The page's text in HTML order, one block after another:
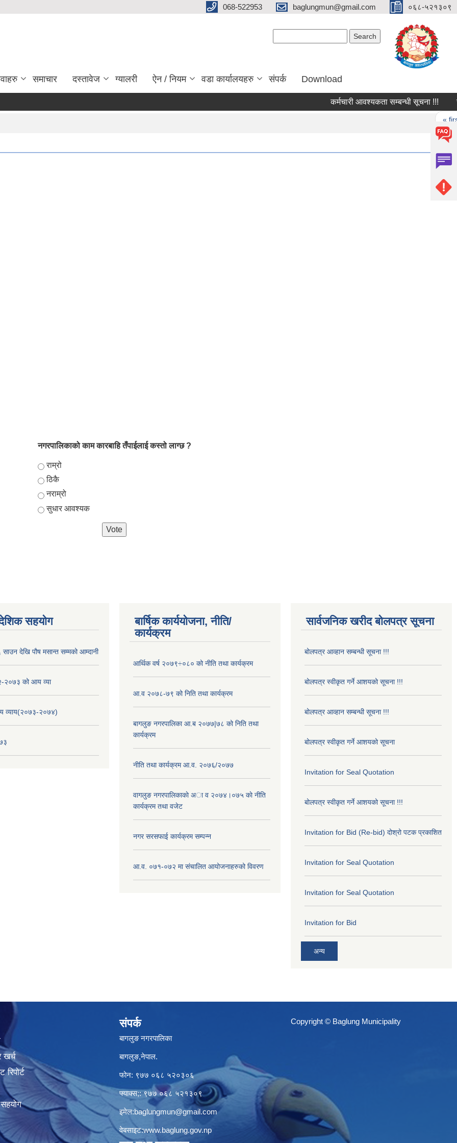
068-522953 baglungmun@gmail.com ०६८-५२१३०९
समाचार दस्तावेज ग्यालरी ऐन / नियम वडा कार्यालयहरु संपर्क Download
कर्मचारी आवश्यकता सम्बन्धी सूचना !!! सुँगुर
नगरपालिकाको काम कारबाहि तँपाईलाई कस्तो लाग्छ ?
Choices
राम्रो
ठिकै
नराम्रो
सुधार आवश्यक
सहयोग
साउन देखि पौष मसान्त सम्मको आम्दानी
को आय व्या
२०७४)
बार्षिक कार्ययोजना, नीति/
कार्यक्रम
आर्थिक वर्ष २०७९÷०८० को नीति तथा कार्यक्रम
आ.व २०७८-७९ को निति तथा कार्यक्रम
बागलुङ नगरपालिका आ.ब २०७७|७८ को निति तथा
कार्यक्रम
नीति तथा कार्यक्रम आ.व. २०७६/२०७७
वागलुङ नगरपालिकाकाे अा‍ व २०७४।०७५ काे नीति
कार्यक्रम तथा वजेट
नगर सरसफाई कार्यक्रम सम्पन्न
आ.व. ०७१-०७२ मा संचालित आयोजनाहरुको विवरण
सार्वजनिक खरीद बोलपत्र सूचना
बोलपत्र आव्हान सम्बन्धी सूचना !!!
बोलपत्र स्वीकृत गर्ने आशयको सूचना !!!
बोलपत्र आव्हान सम्बन्धी सूचना !!!
बोलपत्र स्वीकृत गर्ने आशयको सूचना
Invitation for Seal Quotation
बोलपत्र स्वीकृत गर्ने आशयको सूचना !!!
Invitation for Bid (Re-bid) दोश्रो पटक प्रकाशित
Invitation for Seal Quotation
Invitation for Seal Quotation
Invitation for Bid
अन्य
खर्च
संपर्क
बागलुङ नगरपालिका
बागलुङ,नेपाल.
फोन: ९७७ ०६८ ५२०३०६
फ्याक्स;: ९७७ ०६८ ५२१३०९
इमेल:baglungmun@gmail.com
वेबसाइट:www.baglung.gov.np
Copyright © Baglung Municipality